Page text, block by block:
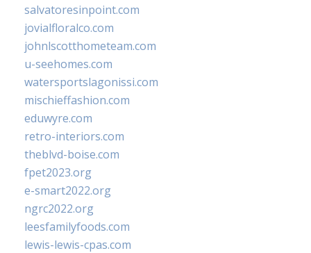
salvatoresinpoint.com
jovialfloralco.com
johnlscotthometeam.com
u-seehomes.com
watersportslagonissi.com
mischieffashion.com
eduwyre.com
retro-interiors.com
theblvd-boise.com
fpet2023.org
e-smart2022.org
ngrc2022.org
leesfamilyfoods.com
lewis-lewis-cpas.com